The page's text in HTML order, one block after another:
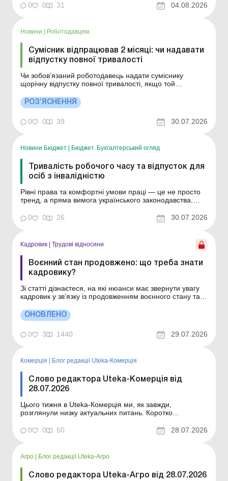
0 0 31 04.08.2026
Новини Роботодавцям.
Сумісник відпрацював 2 місяці: чи надавати
відпустку повної тривалості
Чи зобов’язаний роботодавець надати суміснику
щорічну відпустку повної тривалості, якщо той
основним місцем роботи? Більше за темою: Звільнення
сумісника в разі прийняття основного працівника: чи
можливо Розрахунок лікарняних для сумісників: ...
РОЗ’ЯСНЕННЯ
0 0 39 30.07.2026
Новини Бюджет Бюджет. Бухгалтерський огляд
Тривалість робочого часу та відпусток для
осіб з інвалідністю
Рівні права та комфортні умови праці — це не просто
тренд, а пряма вимога українського законодавства.
регулюють спеціальні пільги та гарантії для працівників
0 0 26 30.07.2026
Кадровик | Трудові відносини
Воєнний стан продовжено: що треба знати
кадровику?
Зі статті дізнаєтеся, на які нюанси має звернути увагу
кадровик у зв’язку із продовженням воєнного стану та
мобілізацію строком на 90 діб: з 2 серпня 2026 року до
31 жовтня 2026 року. Розглянемо особливості
ОНОВЛЕНО
0 3 1440 29.07.2026
Комерція Блог редакції Uteka-Комерція
Слово редактора Uteka-Комерція від
28.07.2026
Цього тижня в Uteka-Комерція ми, як завжди,
розглянули низку актуальних питань. Коротко
тижня в Uteka-Комерція. Шановні колеги! Коротко
ознайомлю вас із темами статей, опублікованих цього
ф...
0 0 50 28.07.2026
Агро Блог редакції Uteka-Агро
Слово редактора Uteka-Агро від 28.07.2026